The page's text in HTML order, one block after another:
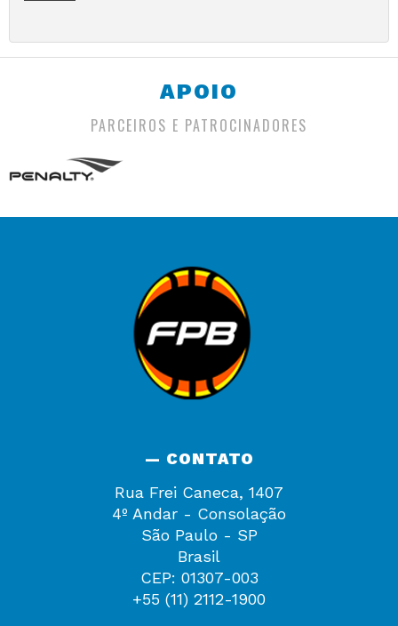
APOIO
PARCEIROS E PATROCINADORES
— CONTATO
Rua Frei Caneca, 1407
4º Andar - Consolação
São Paulo - SP
Brasil
CEP: 01307-003
+55 (11) 2112-1900